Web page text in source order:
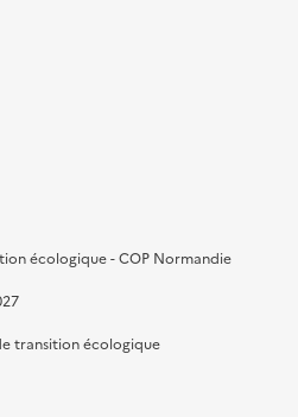
écologique - COP Normandie
transition écologique